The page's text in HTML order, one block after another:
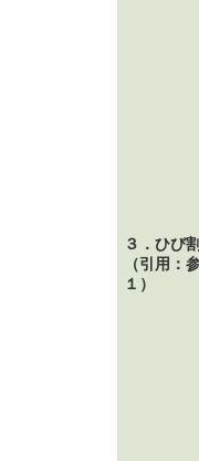
３．ひび
（引用：
１）